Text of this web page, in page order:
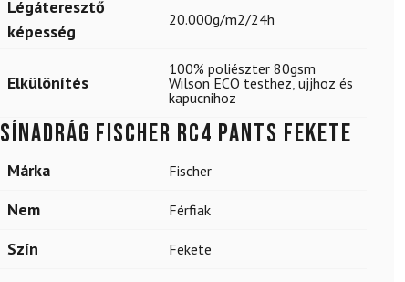
Légáteresztő
képesség
20.000g/m2/24h
Elkülönítés
100% poliészter 80gsm
Wilson ECO testhez, ujjhoz és
kapucnihoz
Sínadrág FISCHER RC4 Pants Fekete
Márka Fischer
Nem Férfiak
Szín Fekete